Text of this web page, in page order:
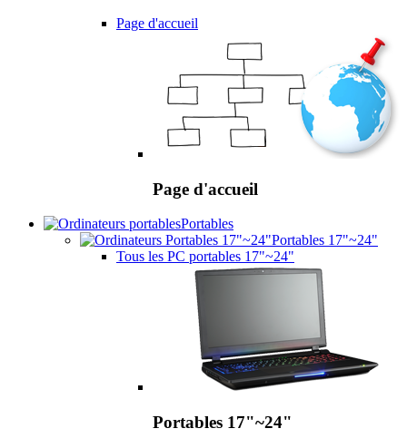
Page d'accueil
Page d'accueil
Portables
Portables 17"~24"
Tous les PC portables 17"~24"
Portables 17"~24"